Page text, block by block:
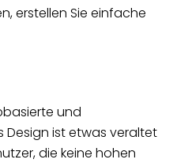
erstellen Sie einfache
und
Design ist etwas veraltet
die keine hohen